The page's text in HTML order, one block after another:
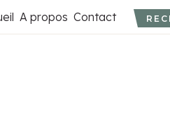
A propos Contact